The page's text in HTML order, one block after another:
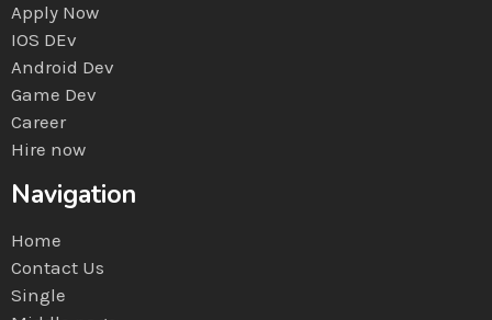
Apply Now
IOS DEv
Android Dev
Game Dev
Career
Hire now
Navigation
Home
Contact Us
Single